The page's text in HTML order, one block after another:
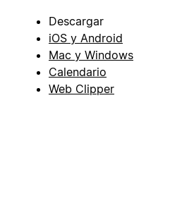
Descargar
iOS y Android
Mac y Windows
Calendario
Web Clipper